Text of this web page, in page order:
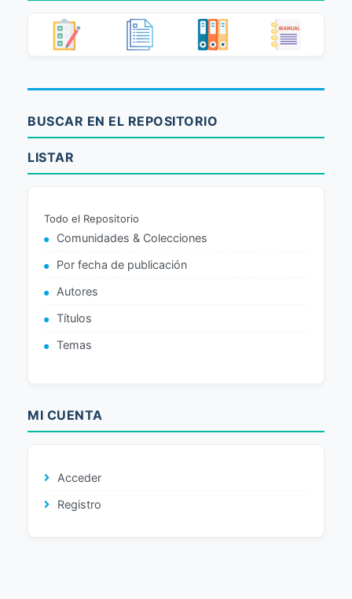
BUSCAR EN EL REPOSITORIO
LISTAR
Todo el Repositorio
Comunidades & Colecciones
Por fecha de publicación
Autores
Títulos
Temas
MI CUENTA
Acceder
Registro